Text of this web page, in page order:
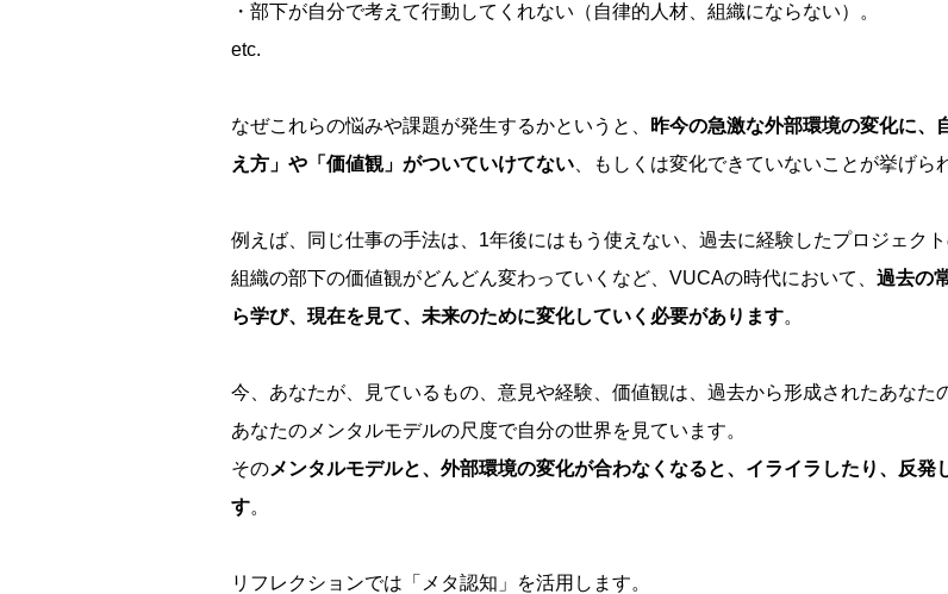
・部下が自分で考えて行動してくれない（自律的人材、組織にならない）。
etc.
なぜこれらの悩みや課題が発生するかというと、
昨今の急激な外部環境の変化に、
え方」や「価値観」がついていけてない 、もしくは変化できていないことが挙げら
例えば、同じ仕事の手法は、1年後にはもう使えない、過去に経験したプロジェク
組織の部下の価値観がどんどん変わっていくなど、VUCAの時代において、 過去の
ら学び、現在を見て、未来のために変化していく必要があります。
今、あなたが、見ているもの、意見や経験、価値観は、過去から形成されたあなた
あなたのメンタルモデルの尺度で自分の世界を見ています。
そのメンタルモデルと、外部環境の変化が合わなくなると、イライラしたり、反発
す。
リフレクションでは「メタ認知」を活用します。